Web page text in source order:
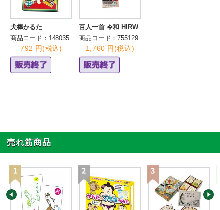
犬棒かるた
商品コード：148035
792 円(税込)
百人一首 令和 HIRW
商品コード：755129
1,760 円(税込)
売れ筋商品